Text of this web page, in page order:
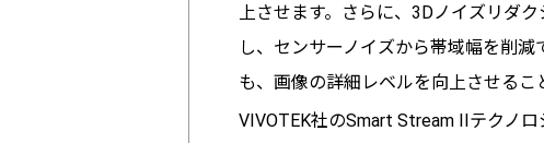
上させます。さらに、3Dノイズリダ
し、センサーノイズから帯域幅を削
も、画像の詳細レベルを向上させるこ
VIVOTEK社のSmart Stream IIテクノ